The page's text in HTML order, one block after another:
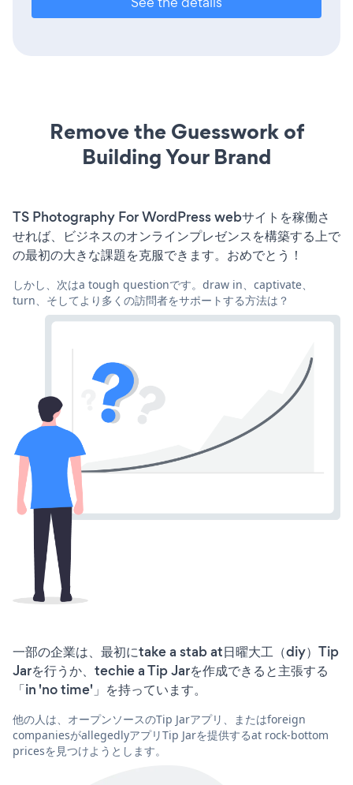
Remove the Guesswork of
Building Your Brand
TS Photography For WordPress webサイトを稼働さ
せれば、ビジネスのオンラインプレゼンスを構築する上で
の最初の大きな課題を克服できます。おめでとう！
しかし、次はa tough questionです。draw in、captivate、
turn、そしてより多くの訪問者をサポートする方法は？
一部の企業は、最初にtake a stab at日曜大工（diy）Tip
Jarを行うか、techie a Tip Jarを作成できると主張する
「in 'no time'」を持っています。
他の人は、オープンソースのTip Jarアプリ、またはforeign
companiesがallegedlyアプリTip Jarを提供するat rock-bottom
pricesを見つけようとします。